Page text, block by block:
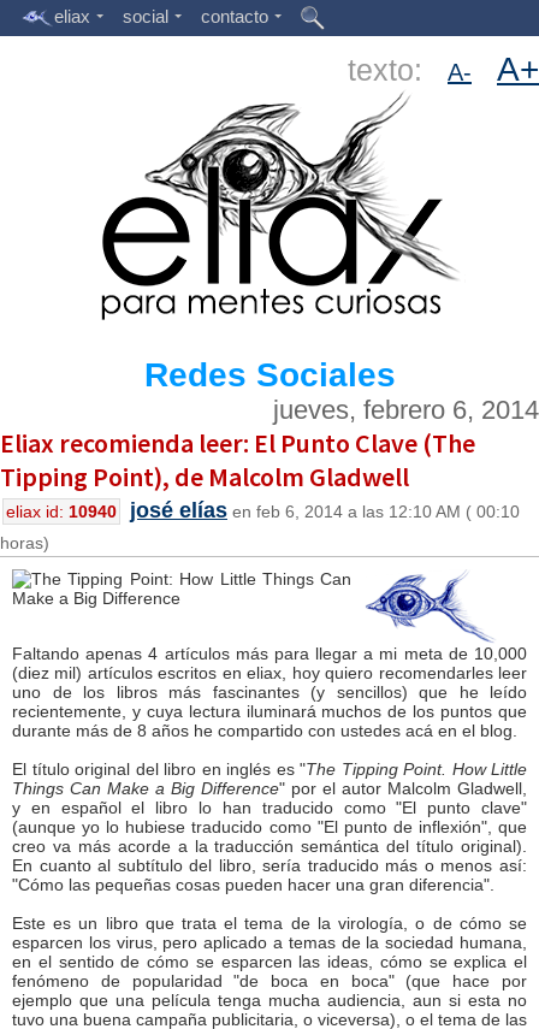
eliax social contacto
texto: A- A+
Redes Sociales
jueves, febrero 6, 2014
Eliax recomienda leer: El Punto Clave (The
Tipping Point), de Malcolm Gladwell
eliax id: 10940 josé elías en feb 6, 2014 a las 12:10 AM ( 00:10
horas)
Faltando apenas 4 artículos más para llegar a mi meta de 10,000
(diez mil) artículos escritos en eliax, hoy quiero recomendarles leer
uno de los libros más fascinantes (y sencillos) que he leído
recientemente, y cuya lectura iluminará muchos de los puntos que
durante más de 8 años he compartido con ustedes acá en el blog.
El título original del libro en inglés es "The Tipping Point. How Little
Things Can Make a Big Difference" por el autor Malcolm Gladwell,
y en español el libro lo han traducido como "El punto clave"
(aunque yo lo hubiese traducido como "El punto de inflexión", que
creo va más acorde a la traducción semántica del título original).
En cuanto al subtítulo del libro, sería traducido más o menos así:
"Cómo las pequeñas cosas pueden hacer una gran diferencia".
Este es un libro que trata el tema de la virología, o de cómo se
esparcen los virus, pero aplicado a temas de la sociedad humana,
en el sentido de cómo se esparcen las ideas, cómo se explica el
fenómeno de popularidad "de boca en boca" (que hace por
ejemplo que una película tenga mucha audiencia, aun si esta no
tuvo una buena campaña publicitaria, o viceversa), o el tema de las